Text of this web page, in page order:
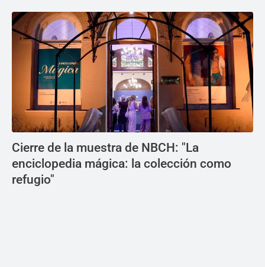
Cierre de la muestra de NBCH: "La
enciclopedia mágica: la colección como
refugio"